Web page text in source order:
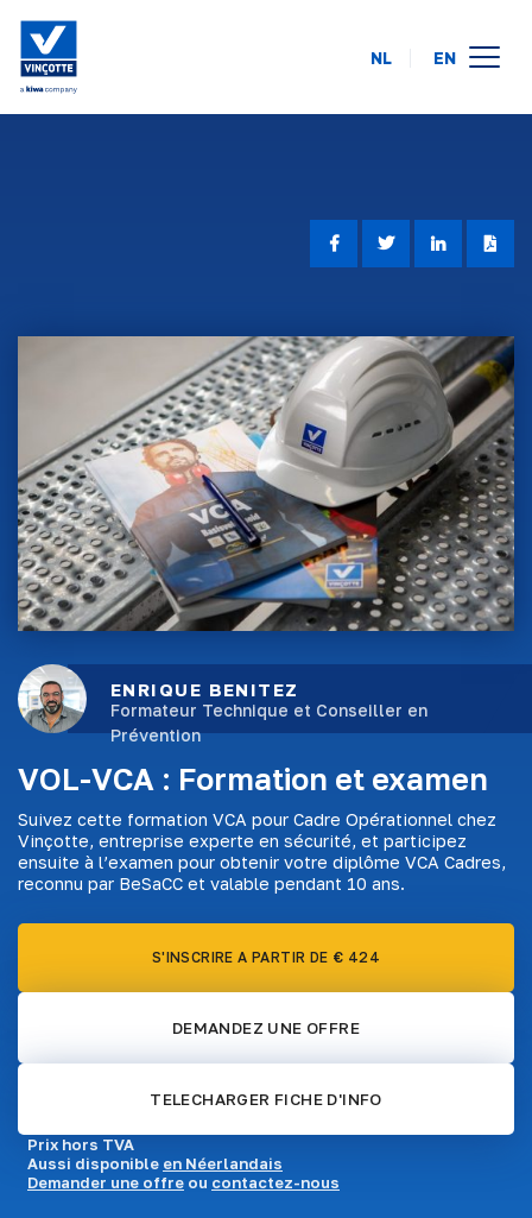
calendrier des formations
NL EN
ENRIQUE BENITEZ
Formateur Technique et Conseiller en
Prévention
VOL-VCA : Formation et examen
Suivez cette formation VCA pour Cadre Opérationnel chez
Vinçotte, entreprise experte en sécurité, et participez
ensuite à l’examen pour obtenir votre diplôme VCA Cadres,
reconnu par BeSaCC et valable pendant 10 ans.
S'INSCRIRE A PARTIR DE € 424
DEMANDEZ UNE OFFRE
TELECHARGER FICHE D'INFO
Prix hors TVA
Aussi disponible en Néerlandais
Demander une offre ou contactez-nous